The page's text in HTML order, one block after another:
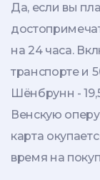
Да, если вы
на 24 часа.
транспорте и
Шёнбрунн -
Венскую
карта
время на